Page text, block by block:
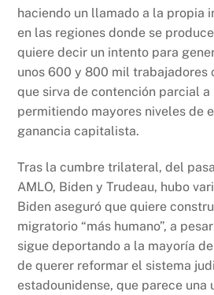
haciendo un llamado a la propia
en las regiones donde se
quiere decir un intento para
unos 600 y 800 mil trabajadores
que sirva de contención parcial
permitiendo mayores niveles de
ganancia capitalista.
Tras la cumbre trilateral, del
AMLO, Biden y Trudeau, hubo
Biden aseguró que quiere
migratorio “más humano”, a
sigue deportando a la mayoría
de querer reformar el sistema
estadounidense, que parece